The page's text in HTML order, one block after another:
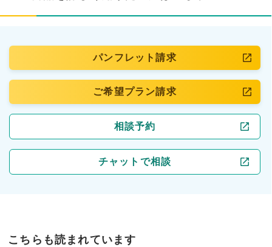
パンフレット請求
ご希望プラン請求
相談予約
チャットで相談
こちらも読まれています